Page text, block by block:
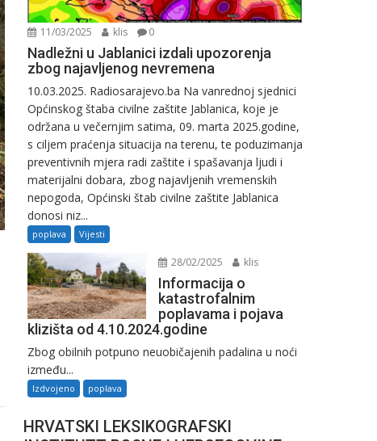
11/03/2025 klis 0
Nadležni u Jablanici izdali upozorenja
zbog najavljenog nevremena
10.03.2025. Radiosarajevo.ba Na vanrednoj sjednici
Općinskog štaba civilne zaštite Jablanica, koje je
održana u večernjim satima, 09. marta 2025.godine,
s ciljem praćenja situacija na terenu, te poduzimanja
preventivnih mjera radi zaštite i spašavanja ljudi i
materijalni dobara, zbog najavljenih vremenskih
nepogoda, Općinski štab civilne zaštite Jablanica
donosi niz...
poplava Vijesti
28/02/2025 klis
Informacija o
katastrofalnim
poplavama i pojava
klizišta od 4.10.2024.godine
Zbog obilnih potpuno neuobičajenih padalina u noći
između...
Izdvojeno poplava
HRVATSKI LEKSIKOGRAFSKI